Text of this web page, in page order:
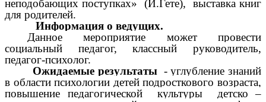
неподобающих поступках» (И.Гете), выставка книг
для родителей.
Информация о ведущих.
Данное мероприятие может провести
социальный педагог, классный руководитель,
педагог-психолог.
Ожидаемые результаты - углубление знаний
в области психологии детей подросткового возраста,
повышение педагогической культуры детско –